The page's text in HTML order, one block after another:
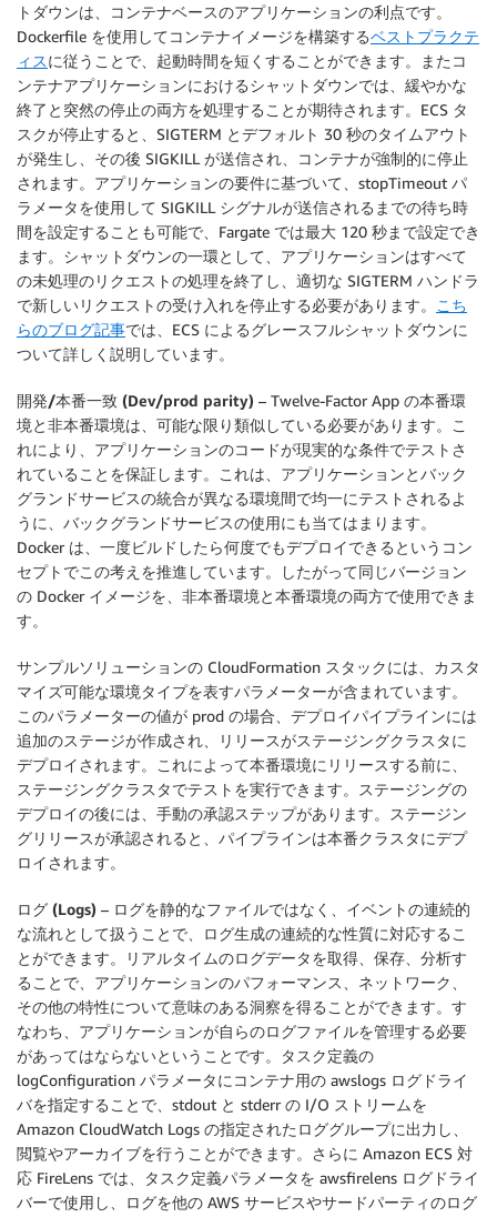
トダウンは、コンテナベースのアプリケーションの利点です。
Dockerfile を使用してコンテナイメージを構築するベストプラクテ
ィスに従うことで、起動時間を短くすることができます。またコ
ンテナアプリケーションにおけるシャットダウンでは、緩やかな
終了と突然の停止の両方を処理することが期待されます。ECS タ
スクが停止すると、SIGTERM とデフォルト 30 秒のタイムアウト
が発生し、その後 SIGKILL が送信され、コンテナが強制的に停止
されます。アプリケーションの要件に基づいて、stopTimeout パ
ラメータを使用して SIGKILL シグナルが送信されるまでの待ち時
間を設定することも可能で、Fargate では最大 120 秒まで設定でき
ます。シャットダウンの一環として、アプリケーションはすべて
の未処理のリクエストの処理を終了し、適切な SIGTERM ハンドラ
で新しいリクエストの受け入れを停止する必要があります。
こち
らのブログ記事では、ECS によるグレースフルシャットダウンに
ついて詳しく説明しています。
開発/本番一致 (Dev/prod parity) – Twelve-Factor App の本番環
境と非本番環境は、可能な限り類似している必要があります。こ
れにより、アプリケーションのコードが現実的な条件でテストさ
れていることを保証します。これは、アプリケーションとバック
グランドサービスの統合が異なる環境間で均一にテストされるよ
うに、バックグランドサービスの使用にも当てはまります。
Docker は、一度ビルドしたら何度でもデプロイできるというコン
セプトでこの考えを推進しています。したがって同じバージョン
の Docker イメージを、非本番環境と本番環境の両方で使用できま
す。
サンプルソリューションの CloudFormation スタックには、カスタ
マイズ可能な環境タイプを表すパラメーターが含まれています。
このパラメーターの値が prod の場合、デプロイパイプラインには
追加のステージが作成され、リリースがステージングクラスタに
デプロイされます。これによって本番環境にリリースする前に、
ステージングクラスタでテストを実行できます。ステージングの
デプロイの後には、手動の承認ステップがあります。ステージン
グリリースが承認されると、パイプラインは本番クラスタにデプ
ロイされます。
ログ (Logs) – ログを静的なファイルではなく、イベントの連続的
な流れとして扱うことで、ログ生成の連続的な性質に対応するこ
とができます。リアルタイムのログデータを取得、保存、分析す
ることで、アプリケーションのパフォーマンス、ネットワーク、
その他の特性について意味のある洞察を得ることができます。す
なわち、アプリケーションが自らのログファイルを管理する必要
があってはならないということです。タスク定義の
logConfiguration パラメータにコンテナ用の awslogs ログドライ
バを指定することで、stdout と stderr の I/O ストリームを
Amazon CloudWatch Logs の指定されたロググループに出力し、
閲覧やアーカイブを行うことができます。さらに Amazon ECS 対
応 FireLens では、タスク定義パラメータを awsfirelens ログドライ
バーで使用し、ログを他の AWS サービスやサードパーティのログ